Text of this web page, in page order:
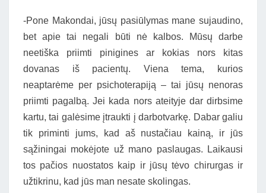
-Pone Makondai, jūsų pasiūlymas mane sujaudino,
bet apie tai negali būti nė kalbos. Mūsų darbe
neetiška priimti pinigines ar kokias nors kitas
dovanas iš pacientų. Viena tema, kurios
neaptarėme per psichoterapiją – tai jūsų nenoras
priimti pagalbą. Jei kada nors ateityje dar dirbsime
kartu, tai galėsime įtraukti į darbotvarkę. Dabar galiu
tik priminti jums, kad aš nustačiau kainą, ir jūs
sąžiningai mokėjote už mano paslaugas. Laikausi
tos pačios nuostatos kaip ir jūsų tėvo chirurgas ir
užtikrinu, kad jūs man nesate skolingas.